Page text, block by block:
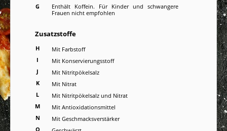
G
Enthält Koffein. Für Kinder und schwangere
Frauen nicht empfohlen
Zusatzstoffe
H
Mit Farbstoff
I
Mit Konservierungsstoff
J
Mit Nitritpökelsalz
K
Mit Nitrat
L
Mit Nitritpökelsalz und Nitrat
M
Mit Antioxidationsmittel
N
Mit Geschmacksverstärker
O